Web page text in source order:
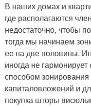
В наших домах и
где располагаются
недостаточно, чтобы
тогда мы начинаем
ее на две половины.
иногда не
способом
капиталовложений и
покупка шторы